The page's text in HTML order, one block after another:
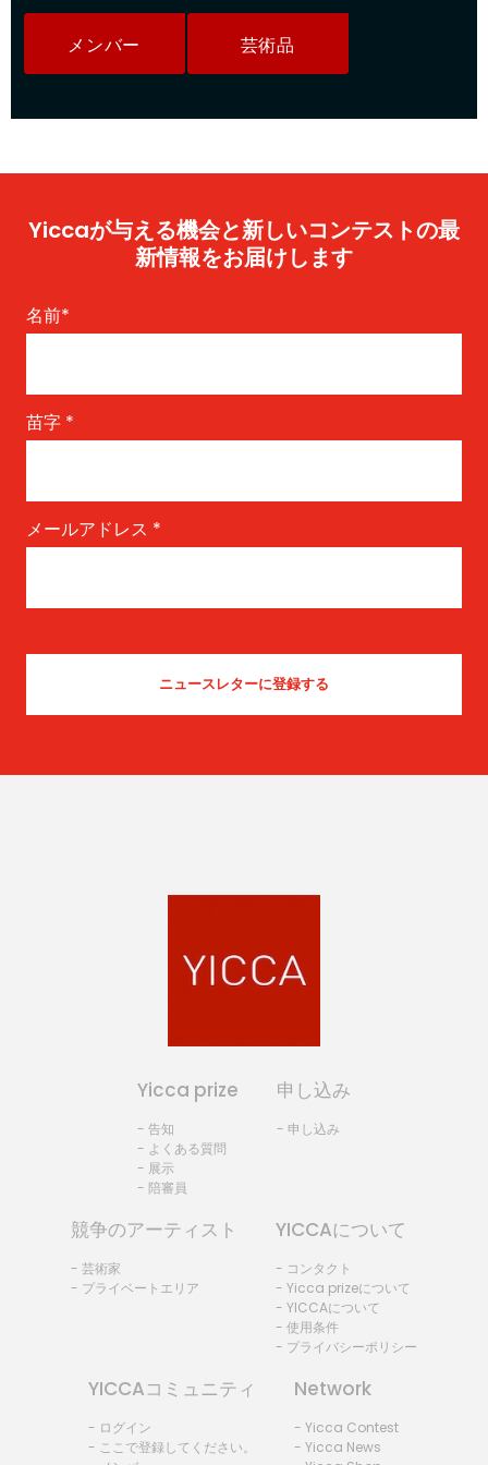
メンバー 芸術品
Yiccaが与える機会と新しいコンテストの最
新情報をお届けします
名前*
苗字 *
メールアドレス *
Yicca prize
- 告知
- よくある質問
- 展示
- 陪審員
申し込み
- 申し込み
競争のアーティスト
- 芸術家
- プライベートエリア
YICCAについて
- コンタクト
- Yicca prizeについて
- YICCAについて
- 使用条件
- プライバシーポリシー
YICCAコミュニティ
- ログイン
- ここで登録してください。
Network
- Yicca Contest
- Yicca News